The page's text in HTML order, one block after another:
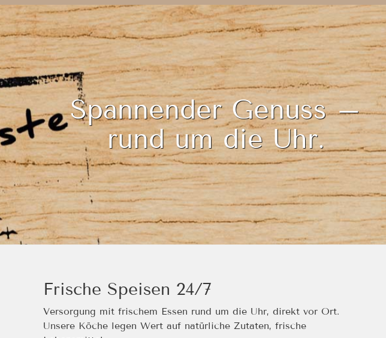
Spannender Genuss –
rund um die Uhr.
Frische Speisen 24/7
Versorgung mit frischem Essen rund um die Uhr, direkt vor Ort.
Unsere Köche legen Wert auf natürliche Zutaten, frische